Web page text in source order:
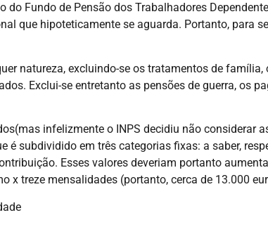
Fundo de Pensão dos Trabalhadores
que hipoteticamente se aguarda. Portanto, para
natureza, excluindo-se os tratamentos de família,
Exclui-se entretanto as pensões de guerra, os
infelizmente o INPS decidiu não considerar
subdividido em três categorias fixas: a saber,
Esses valores deveriam portanto
x treze mensalidades (portanto, cerca de 13.000